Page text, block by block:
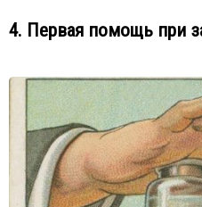
4. Первая помощь при